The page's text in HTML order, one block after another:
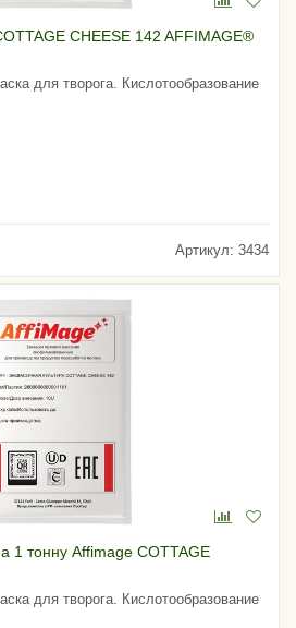
CHEESE 142 AFFIMAGE®
для творога. Кислотообразование
Артикул: 3434
1 тонну Affimage COTTAGE
для творога. Кислотообразование